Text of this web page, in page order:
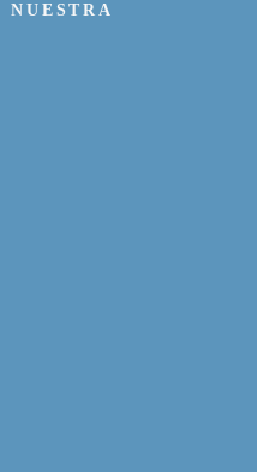
NUESTRA